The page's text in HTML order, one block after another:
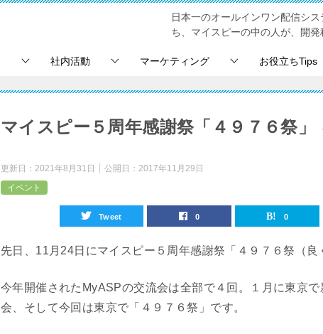
日本一のオールインワン配信シ
ち、マイスピーの中の人が、開
社内活動 マーケティング お役立ちTips
マイスピー５周年感謝祭「４９７６祭
更新日： 2021年8月31日 公開日： 2017年11月29日
イベント
Tweet 0 0
先日、11月24日にマイスピー５周年感謝祭「４９７６祭（
今年開催されたMyASPの交流会は全部で４回。１月に東京
会、そして今回は東京で「４９７６祭」です。